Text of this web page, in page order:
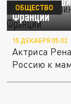
Франции
ОБЩЕСТВО
15 ДЕКАБРЯ 05:02
Актриса
Россию к